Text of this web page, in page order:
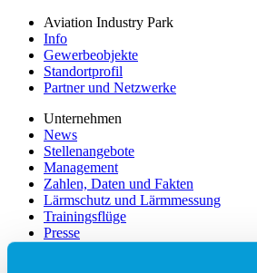
Aviation Industry Park
Info
Gewerbeobjekte
Standortprofil
Partner und Netzwerke
Unternehmen
News
Stellenangebote
Management
Zahlen, Daten und Fakten
Lärmschutz und Lärmmessung
Trainingsflüge
Presse